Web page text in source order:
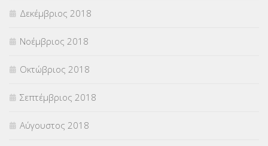
Δεκέμβριος 2018
Νοέμβριος 2018
Οκτώβριος 2018
Σεπτέμβριος 2018
Αύγουστος 2018